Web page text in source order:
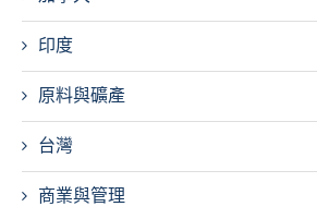
印度
原料與礦產
台灣
商業與管理